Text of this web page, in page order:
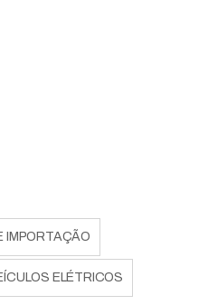
IMPORTAÇÃO
ELÉTRICOS